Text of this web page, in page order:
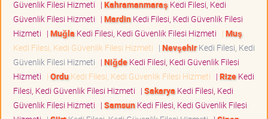
Güvenlik Filesi Hizmeti | Kahramanmaraş Kedi Filesi, Kedi
Güvenlik Filesi Hizmeti | MardinKedi Filesi, Kedi Güvenlik Filesi
Hizmeti | Muğla Kedi Filesi, Kedi Güvenlik Filesi Hizmeti | Muş
Kedi Filesi, Kedi Güvenlik Filesi Hizmeti | NevşehirKedi Filesi, Kedi
Güvenlik Filesi Hizmeti | NiğdeKedi Filesi, Kedi Güvenlik Filesi
Hizmeti | OrduKedi Filesi, Kedi Güvenlik Filesi Hizmeti | RizeKedi
Filesi, Kedi Güvenlik Filesi Hizmeti | Sakarya Kedi Filesi, Kedi
Güvenlik Filesi Hizmeti | SamsunKedi Filesi, Kedi Güvenlik Filesi